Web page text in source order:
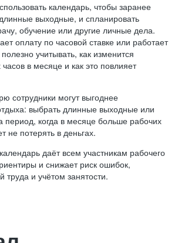
календарь, чтобы заранее
длинные выходные, и спланировать
обучение или другие личные дела.
оплату по часовой ставке или работает
учитывать, как изменится
в месяце и как это повлияет
сотрудники могут выгоднее
выбрать длинные выходные или
период, когда в месяце больше рабочих
потерять в деньгах.
даёт всем участникам рабочего
и снижает риск ошибок,
труда и учётом занятости.